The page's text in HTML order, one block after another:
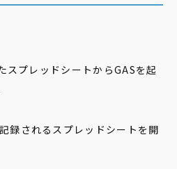
スプレッドシートからGASを起
録されるスプレッドシートを開